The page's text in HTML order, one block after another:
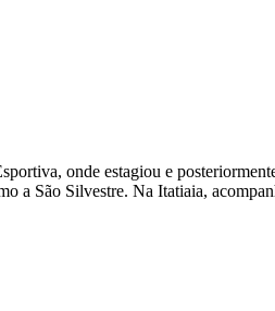
onde estagiou e
a São Silvestre. Na Itatiaia,